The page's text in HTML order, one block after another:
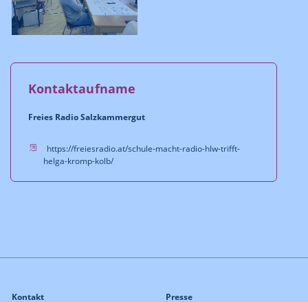
Kontaktaufname
Freies Radio Salzkammergut
https://freiesradio.at/schule-macht-radio-hlw-trifft-
helga-kromp-kolb/
Kontakt Presse